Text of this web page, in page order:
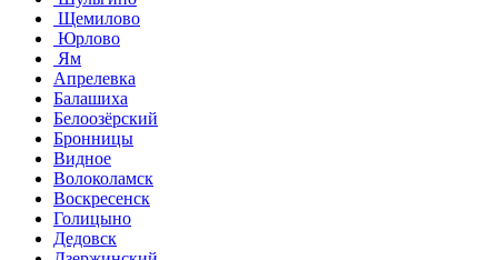
Щемилово
Юрлово
Ям
Апрелевка
Балашиха
Белоозёрский
Бронницы
Видное
Волоколамск
Воскресенск
Голицыно
Дедовск